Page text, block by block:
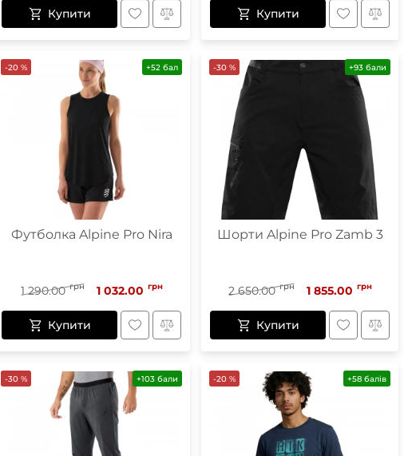
Купити Купити
-20 % +52 бал
Футболка Alpine Pro Nira
1 290.00 грн 1 032.00 грн
Купити
-30 % +93 бали
Шорти Alpine Pro Zamb 3
2 650.00 грн 1 855.00 грн
Купити
-30 % +103 бали -20 % +58 балів